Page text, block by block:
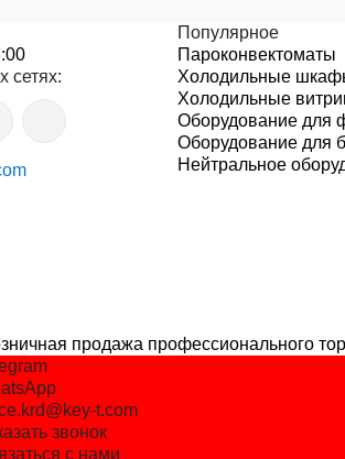
сетях:
Популярное
Пароконвектоматы
Холодильные
Холодильные
Оборудование для
Оборудование для
Нейтральное
продажа профессионального
t.com
звонок
с нами